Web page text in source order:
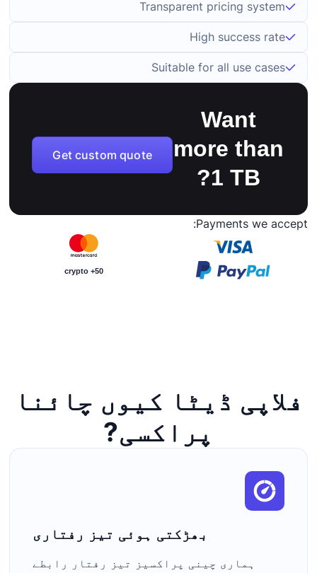
Transparent pricing system
High success rate
Suitable for all use cases
Want
more than
1 TB?
Get custom quote
Payments we accept:
50+ crypto
فلاپی ڈیٹا کیوں چائنا
پراکسی?
بھڑکتی ہوئی تیز رفتاری
ہماری چینی پراکسیز تیز رفتار رابطے